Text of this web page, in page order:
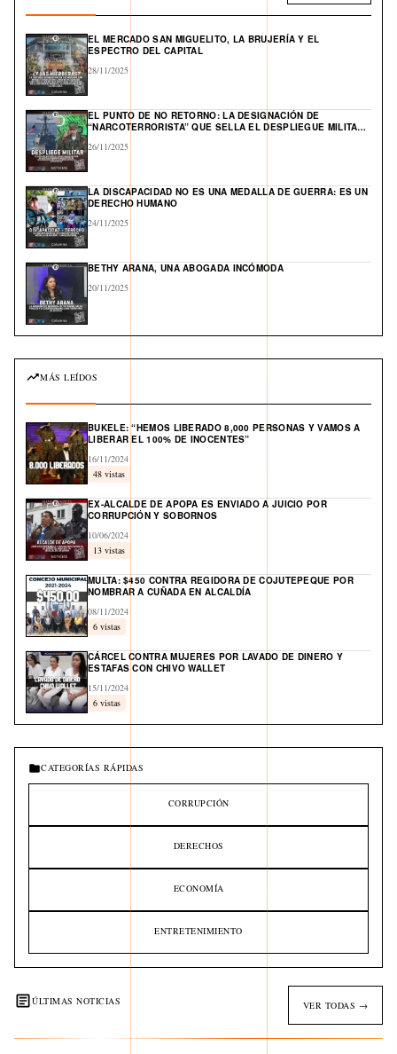
EL MERCADO SAN MIGUELITO, LA BRUJERÍA Y EL
ESPECTRO DEL CAPITAL
28/11/2025
EL PUNTO DE NO RETORNO: LA DESIGNACIÓN DE
“NARCOTERRORISTA” QUE SELLA EL DESPLIEGUE MILITAR
26/11/2025
LA DISCAPACIDAD NO ES UNA MEDALLA DE GUERRA: ES UN
DERECHO HUMANO
24/11/2025
BETHY ARANA, UNA ABOGADA INCÓMODA
20/11/2025
MÁS LEÍDOS
BUKELE: “HEMOS LIBERADO 8,000 PERSONAS Y VAMOS A
LIBERAR EL 100% DE INOCENTES”
16/11/2024
48 vistas
EX-ALCALDE DE APOPA ES ENVIADO A JUICIO POR
CORRUPCIÓN Y SOBORNOS
10/06/2024
13 vistas
MULTA: $450 CONTRA REGIDORA DE COJUTEPEQUE POR
NOMBRAR A CUÑADA EN ALCALDÍA
08/11/2024
6 vistas
CÁRCEL CONTRA MUJERES POR LAVADO DE DINERO Y
ESTAFAS CON CHIVO WALLET
15/11/2024
6 vistas
CATEGORÍAS RÁPIDAS
CORRUPCIÓN
DERECHOS
ECONOMÍA
ENTRETENIMIENTO
ÚLTIMAS NOTICIAS VER TODAS →